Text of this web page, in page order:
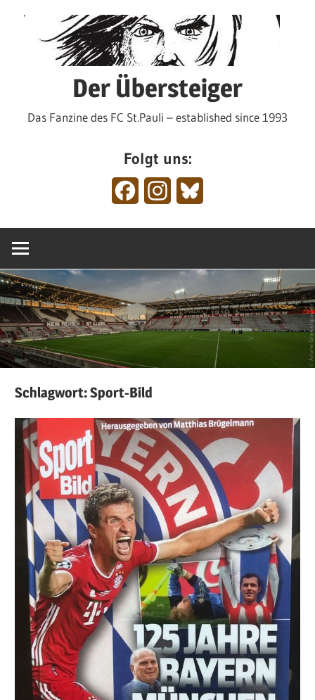
Der Übersteiger
Das Fanzine des FC St.Pauli – established since 1993
Folgt uns:
FacebookInstagram
Schlagwort:Sport-Bild